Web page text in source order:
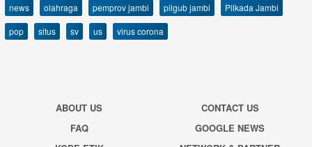
news
olahraga pemprov jambi pilgub jambi
Pilkada Jambi
pop
situs sv us virus corona
ABOUT US
CONTACT US
FAQ
GOOGLE NEWS